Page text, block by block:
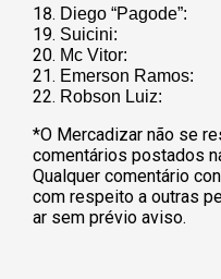
Diego
Suicini: 4
Mc Vitor: 4
Emerson
Robson Luiz:
*O Mercadizar não se
comentários postados
Qualquer comentário
com respeito a outras
ar sem prévio aviso.